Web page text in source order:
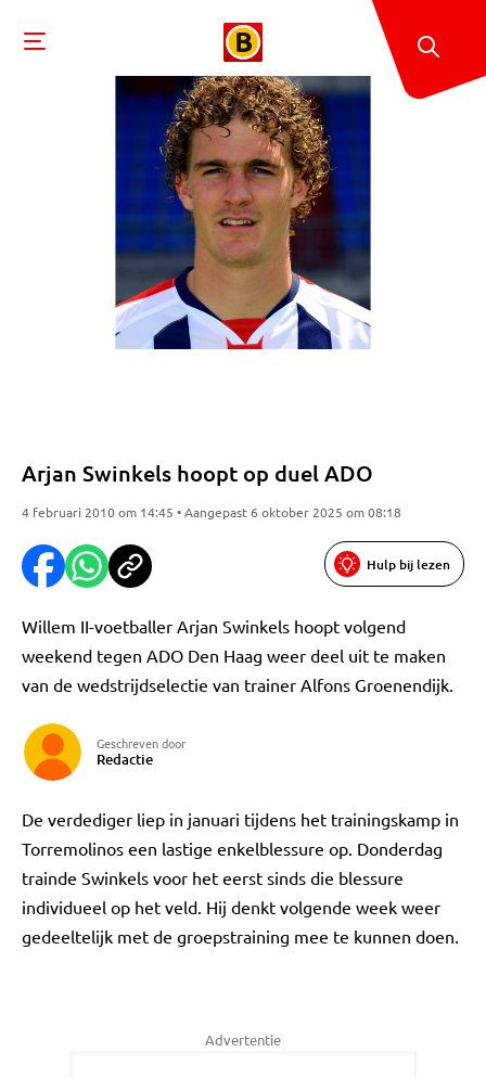
Arjan Swinkels hoopt op duel ADO
4 februari 2010 om 14:45 • Aangepast 6 oktober 2025 om 08:18
Hulp bij lezen
Willem II-voetballer Arjan Swinkels hoopt volgend
weekend tegen ADO Den Haag weer deel uit te maken
van de wedstrijdselectie van trainer Alfons Groenendijk.
Geschreven door
Redactie
De verdediger liep in januari tijdens het trainingskamp in
Torremolinos een lastige enkelblessure op. Donderdag
trainde Swinkels voor het eerst sinds die blessure
individueel op het veld. Hij denkt volgende week weer
gedeeltelijk met de groepstraining mee te kunnen doen.
Advertentie